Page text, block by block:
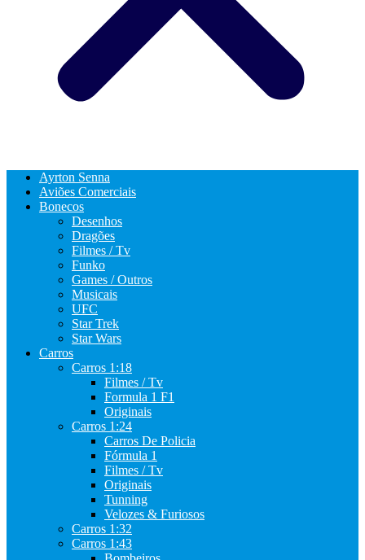
Ayrton Senna
Aviões Comerciais
Bonecos
Desenhos
Dragões
Filmes / Tv
Funko
Games / Outros
Musicais
UFC
Star Trek
Star Wars
Carros
Carros 1:18
Filmes / Tv
Formula 1 F1
Originais
Carros 1:24
Carros De Policia
Fórmula 1
Filmes / Tv
Originais
Tunning
Velozes & Furiosos
Carros 1:32
Carros 1:43